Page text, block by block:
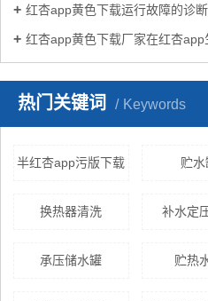
红杏app黄色下载运行故障的诊断及处
红杏app黄色下载厂家在红杏app生活中有哪些
热门关键词 Keywords
半红杏app污版下载 贮水
换热器清洗 补水定
承压储水罐 贮热